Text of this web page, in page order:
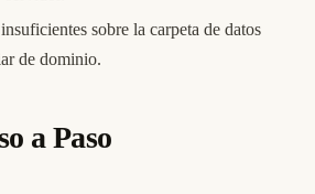
insuficientes sobre la carpeta de datos
de dominio.
a Paso